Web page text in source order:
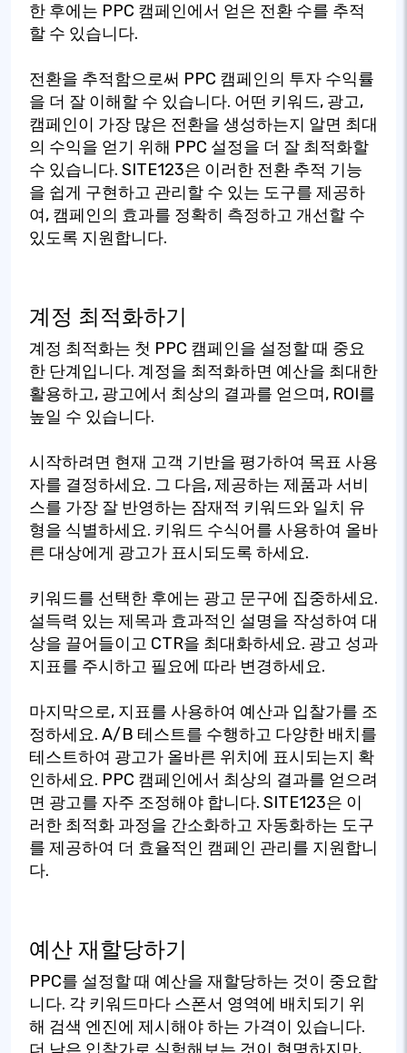
한 후에는 PPC 캠페인에서 얻은 전환 수를 추적
할 수 있습니다.
전환을 추적함으로써 PPC 캠페인의 투자 수익률
을 더 잘 이해할 수 있습니다. 어떤 키워드, 광고,
캠페인이 가장 많은 전환을 생성하는지 알면 최대
의 수익을 얻기 위해 PPC 설정을 더 잘 최적화할
수 있습니다. SITE123은 이러한 전환 추적 기능
을 쉽게 구현하고 관리할 수 있는 도구를 제공하
여, 캠페인의 효과를 정확히 측정하고 개선할 수
있도록 지원합니다.
계정 최적화하기
계정 최적화는 첫 PPC 캠페인을 설정할 때 중요
한 단계입니다. 계정을 최적화하면 예산을 최대한
활용하고, 광고에서 최상의 결과를 얻으며, ROI를
높일 수 있습니다.
시작하려면 현재 고객 기반을 평가하여 목표 사용
자를 결정하세요. 그 다음, 제공하는 제품과 서비
스를 가장 잘 반영하는 잠재적 키워드와 일치 유
형을 식별하세요. 키워드 수식어를 사용하여 올바
른 대상에게 광고가 표시되도록 하세요.
키워드를 선택한 후에는 광고 문구에 집중하세요.
설득력 있는 제목과 효과적인 설명을 작성하여 대
상을 끌어들이고 CTR을 최대화하세요. 광고 성과
지표를 주시하고 필요에 따라 변경하세요.
마지막으로, 지표를 사용하여 예산과 입찰가를 조
정하세요. A/B 테스트를 수행하고 다양한 배치를
테스트하여 광고가 올바른 위치에 표시되는지 확
인하세요. PPC 캠페인에서 최상의 결과를 얻으려
면 광고를 자주 조정해야 합니다. SITE123은 이
러한 최적화 과정을 간소화하고 자동화하는 도구
를 제공하여 더 효율적인 캠페인 관리를 지원합니
다.
예산 재할당하기
PPC를 설정할 때 예산을 재할당하는 것이 중요합
니다. 각 키워드마다 스폰서 영역에 배치되기 위
해 검색 엔진에 제시해야 하는 가격이 있습니다.